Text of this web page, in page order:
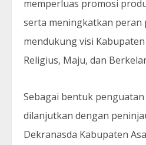
memperluas promosi
serta meningkatkan peran
mendukung visi
Religius, Maju, dan
Sebagai bentuk
dilanjutkan dengan
Dekranasda Kabupaten